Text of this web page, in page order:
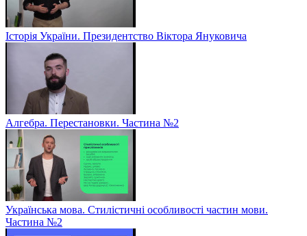
Історія України. Президентство Віктора Януковича
Алгебра. Перестановки. Частина №2
Українська мова. Стилістичні особливості частин мови.
Частина №2